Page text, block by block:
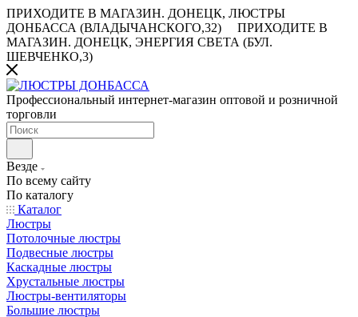
ПРИХОДИТЕ В МАГАЗИН. ДОНЕЦК, ЛЮСТРЫ
ДОНБАССА (ВЛАДЫЧАНСКОГО,32)
ПРИХОДИТЕ В
МАГАЗИН. ДОНЕЦК, ЭНЕРГИЯ СВЕТА (БУЛ.
ШЕВЧЕНКО,3)
Профессиональный интернет-магазин оптовой и розничной
торговли
Везде
По всему сайту
По каталогу
Каталог
Люстры
Потолочные люстры
Подвесные люстры
Каскадные люстры
Хрустальные люстры
Люстры-вентиляторы
Большие люстры